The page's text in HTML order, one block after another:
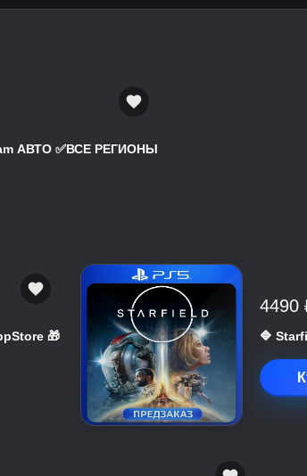
АВТО ✅ВСЕ РЕГИОНЫ
🎁
4490
🔷